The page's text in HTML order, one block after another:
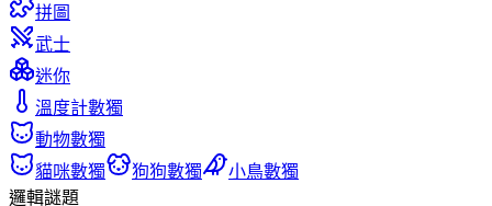
拼圖
武士
迷你
溫度計數獨
動物數獨
貓咪數獨
狗狗數獨
小鳥數獨
邏輯謎題